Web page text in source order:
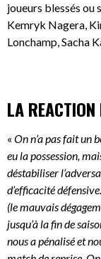
joueurs blessés ou
Kemryk Nagera,
Lonchamp, Sacha
LA REACTION
« On n’a pas fait un
eu la possession,
déstabiliser
d’efficacité
(le mauvais
jusqu’à la fin de
nous a pénalisé et